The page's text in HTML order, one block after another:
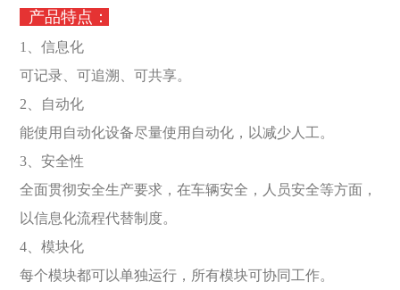
产品特点：
1、信息化
可记录、可追溯、可共享。
2、自动化
能使用自动化设备尽量使用自动化，以减少人工。
3、安全性
全面贯彻安全生产要求，在车辆安全，人员安全等方面，
以信息化流程代替制度。
4、模块化
每个模块都可以单独运行，所有模块可协同工作。